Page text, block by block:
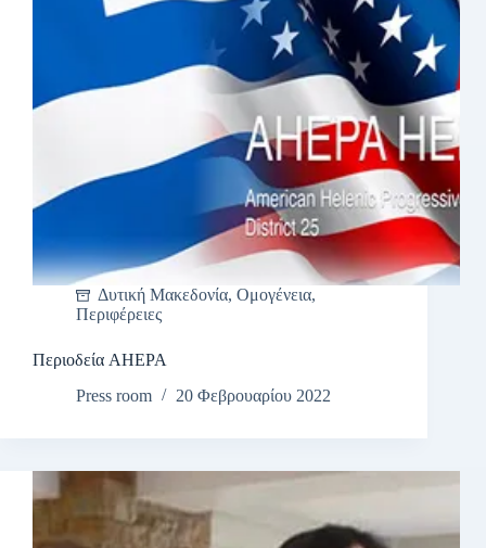
Δυτική Μακεδονία, Ομογένεια,
Περιφέρειες
Περιοδεία AHEPA
Press room
20 Φεβρουαρίου 2022